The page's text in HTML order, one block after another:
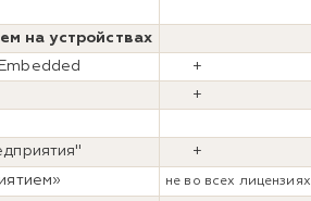
на устройствах
+
+
+
не во всех лицензиях